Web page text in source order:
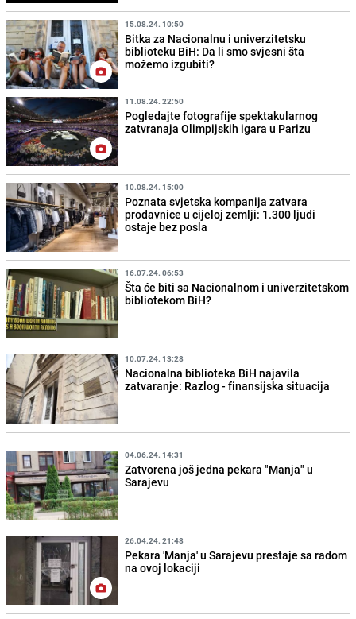
15.08.24. 10:50
Bitka za Nacionalnu i univerzitetsku
biblioteku BiH: Da li smo svjesni šta
možemo izgubiti?
11.08.24. 22:50
Pogledajte fotografije spektakularnog
zatvranaja Olimpijskih igara u Parizu
10.08.24. 15:00
Poznata svjetska kompanija zatvara
prodavnice u cijeloj zemlji: 1.300 ljudi
ostaje bez posla
16.07.24. 06:53
Šta će biti sa Nacionalnom i univerzitetskom
bibliotekom BiH?
10.07.24. 13:28
Nacionalna biblioteka BiH najavila
zatvaranje: Razlog - finansijska situacija
04.06.24. 14:31
Zatvorena još jedna pekara "Manja" u
Sarajevu
26.04.24. 21:48
Pekara 'Manja' u Sarajevu prestaje sa radom
na ovoj lokaciji